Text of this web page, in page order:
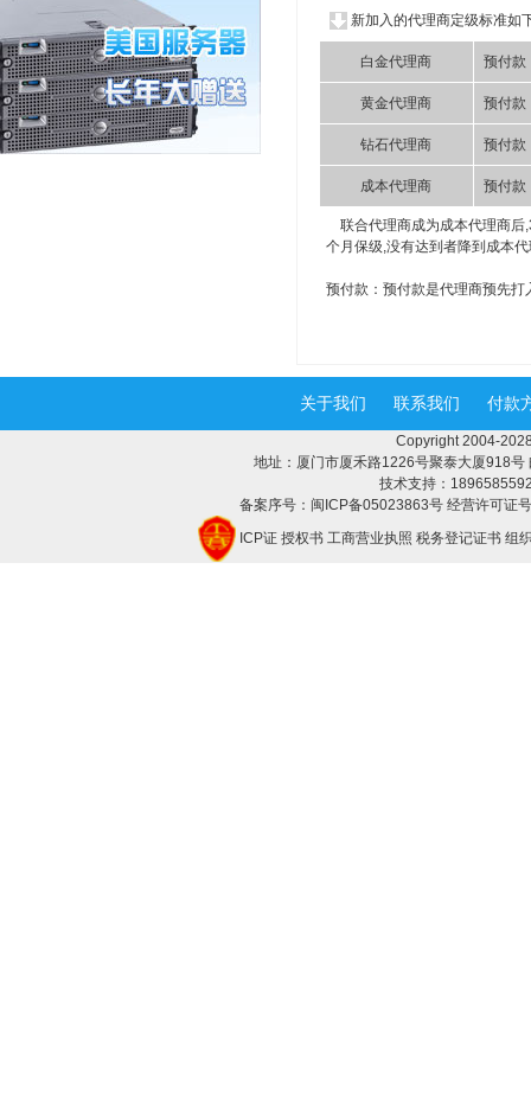
新加入的代理商定级标准如
白金代理商 预付款
黄金代理商 预付款
钻石代理商 预付款
成本代理商 预付款
联合代理商成为成本代理商后
个月保级,没有达到者降到成本代
预付款：预付款是代理商预先
关于我们 联系我们 付款
Copyright 2004-
地址：厦门市厦禾路1226号聚泰大厦918
技术支持：
备案序号：闽ICP备05023863号 经营许可证
ICP证 授权书 工商营业执照 税务登记证书 组